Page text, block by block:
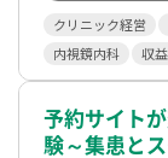
クリニック経営
内視鏡内科
収
予約サイト
験～集患と